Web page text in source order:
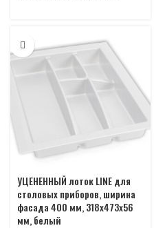
УЦЕНЕННЫЙ лоток LINE для
столовых приборов, ширина
фасада 400 мм, 318х473х56
мм, белый